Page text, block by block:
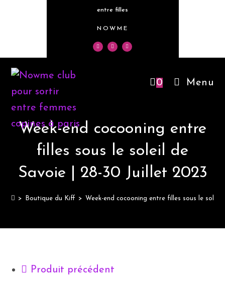
entre filles
NOWME
0 Menu
Week-end cocooning entre
filles sous le soleil de
Savoie | 28-30 Juillet 2023
> Boutique du Kiff > Week-end cocooning entre filles sous le soleil
Produit précédent